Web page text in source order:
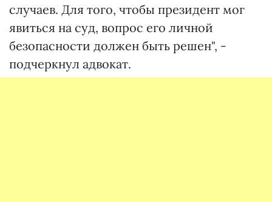
случаев. Для того, чтобы президент мог
явиться на суд, вопрос его личной
безопасности должен быть решен", -
подчеркнул адвокат.